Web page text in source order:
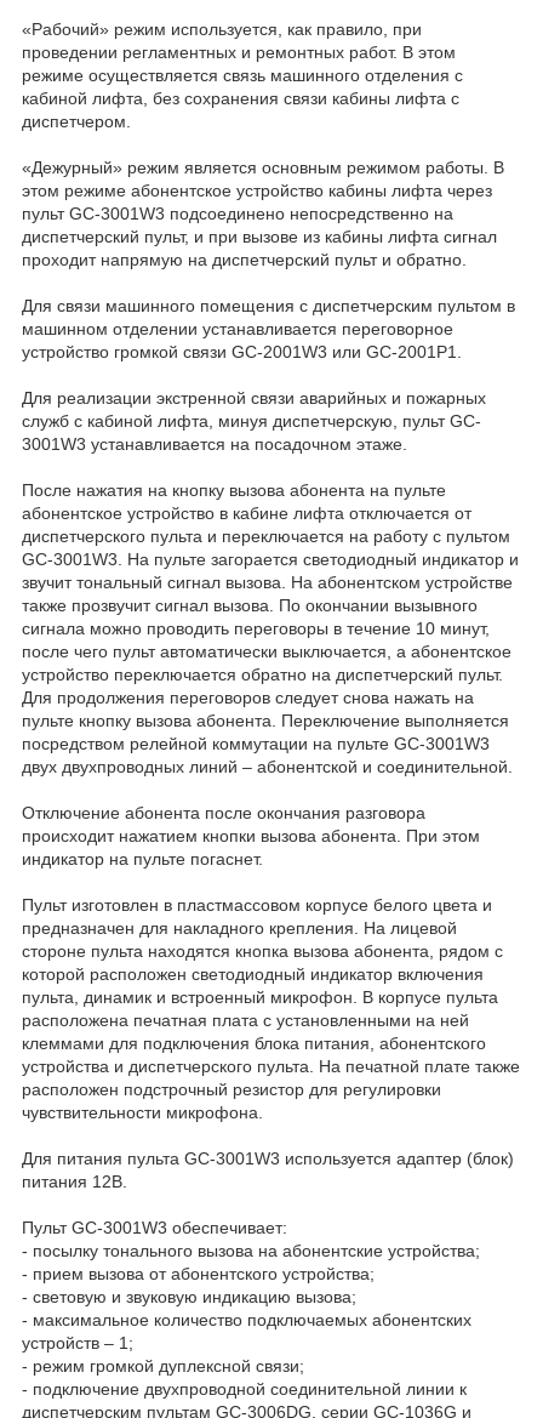
«Рабочий» режим используется, как правило, при
проведении регламентных и ремонтных работ. В этом
режиме осуществляется связь машинного отделения с
кабиной лифта, без сохранения связи кабины лифта с
диспетчером.
«Дежурный» режим является основным режимом работы. В
этом режиме абонентское устройство кабины лифта через
пульт GC-3001W3 подсоединено непосредственно на
диспетчерский пульт, и при вызове из кабины лифта сигнал
проходит напрямую на диспетчерский пульт и обратно.
Для связи машинного помещения с диспетчерским пультом в
машинном отделении устанавливается переговорное
устройство громкой связи GC-2001W3 или GC-2001P1.
Для реализации экстренной связи аварийных и пожарных
служб с кабиной лифта, минуя диспетчерскую, пульт GC-
3001W3 устанавливается на посадочном этаже.
После нажатия на кнопку вызова абонента на пульте
абонентское устройство в кабине лифта отключается от
диспетчерского пульта и переключается на работу с пультом
GC-3001W3. На пульте загорается светодиодный индикатор и
звучит тональный сигнал вызова. На абонентском устройстве
также прозвучит сигнал вызова. По окончании вызывного
сигнала можно проводить переговоры в течение 10 минут,
после чего пульт автоматически выключается, а абонентское
устройство переключается обратно на диспетчерский пульт.
Для продолжения переговоров следует снова нажать на
пульте кнопку вызова абонента. Переключение выполняется
посредством релейной коммутации на пульте GC-3001W3
двух двухпроводных линий – абонентской и соединительной.
Отключение абонента после окончания разговора
происходит нажатием кнопки вызова абонента. При этом
индикатор на пульте погаснет.
Пульт изготовлен в пластмассовом корпусе белого цвета и
предназначен для накладного крепления. На лицевой
стороне пульта находятся кнопка вызова абонента, рядом с
которой расположен светодиодный индикатор включения
пульта, динамик и встроенный микрофон. В корпусе пульта
расположена печатная плата с установленными на ней
клеммами для подключения блока питания, абонентского
устройства и диспетчерского пульта. На печатной плате также
расположен подстрочный резистор для регулировки
чувствительности микрофона.
Для питания пульта GC-3001W3 используется адаптер (блок)
питания 12В.
Пульт GC-3001W3 обеспечивает:
- посылку тонального вызова на абонентские устройства;
- прием вызова от абонентского устройства;
- световую и звуковую индикацию вызова;
- максимальное количество подключаемых абонентских
устройств – 1;
- режим громкой дуплексной связи;
- подключение двухпроводной соединительной линии к
диспетчерским пультам GC-3006DG, серии GC-1036G и